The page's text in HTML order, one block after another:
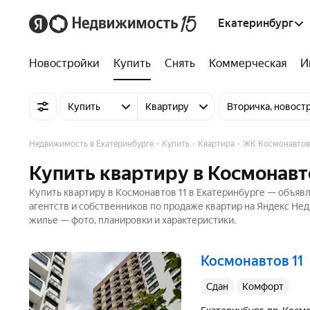
Екатеринбург
Новостройки Купить Снять Коммерческая
Купить Квартиру Вторичка,
Недвижимость в Екатеринбурге Купить Квартира ЖК Космонавтов
Купить квартиру в
Купить квартиру в Космонавтов 11 в Екатеринбурге —
агентств и собственников по продаже квартир на Яндекс
жилье — фото, планировки и характеристики.
Космонавтов 11
Сдан комфорт